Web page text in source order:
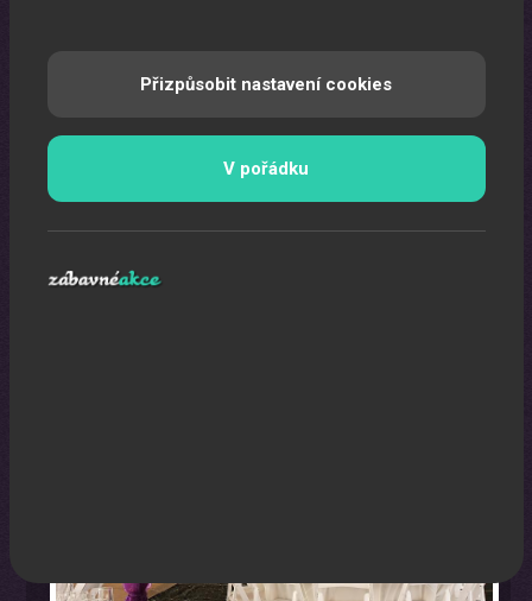
Přizpůsobit nastavení cookies
V pořádku